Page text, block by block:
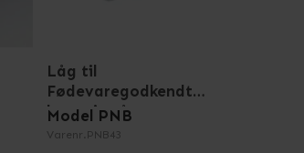
Låg til
Fødevaregodkendt
kasse i grå
Model PNB
Varenr. PNB43